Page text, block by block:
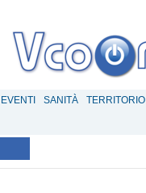
EVENTI SANITÀ TERRITORIO